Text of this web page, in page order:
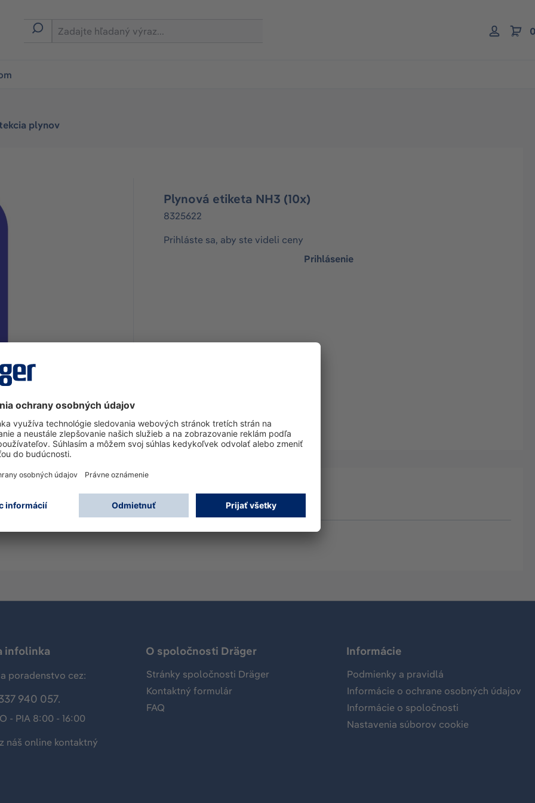
plynov
Plynová etiketa NH3 (10x)
8325622
Prihláste sa, aby ste videli ceny
Prihlásenie
infolinka
poradenstvo cez:
940 057.
- PIA 8:00 - 16:00
náš online kontaktný
O spoločnosti Dräger
Stránky spoločnosti Dräger
Kontaktný formulár
FAQ
Informácie
Podmienky a pravidlá
Informácie o ochrane osobných údajov
Informácie o spoločnosti
Nastavenia súborov cookie